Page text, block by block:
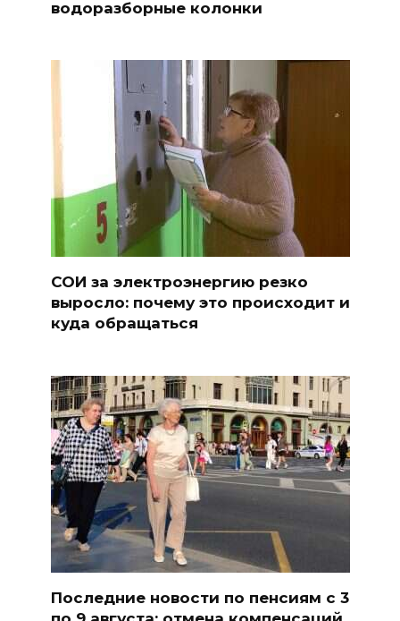
водоразборные колонки
СОИ за электроэнергию резко
выросло: почему это происходит и
куда обращаться
Последние новости по пенсиям с 3